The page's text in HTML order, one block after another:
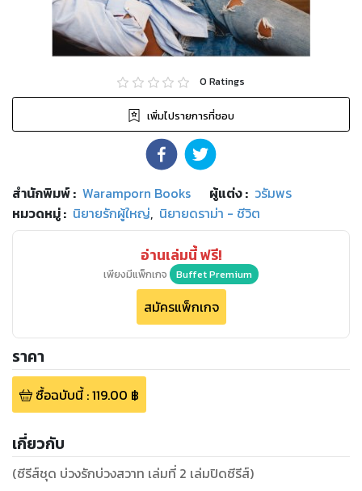
0 Ratings
เพิ่มไปรายการที่ชอบ
สำนักพิมพ์: Waramporn Books ผู้แต่ง : วรัมพร
หมวดหมู่: นิยายรักผู้ใหญ่, นิยายดราม่า - ชีวิต
อ่านเล่มนี้ ฟรี!
เพียงมีแพ็กเกจ Buffet Premium
สมัครแพ็กเกจ
ราคา
ซื้อฉบับนี้:119.00 ฿
เกี่ยวกับ
(ซีรีส์ชุด บ่วงรักบ่วงสวาท เล่มที่ 2 เล่มปิดซีรีส์)